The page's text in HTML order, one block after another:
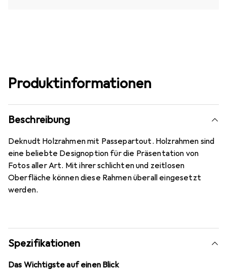
Produktinformationen
Beschreibung
Deknudt Holzrahmen mit Passepartout. Holzrahmen sind
eine beliebte Designoption für die Präsentation von
Fotos aller Art. Mit ihrer schlichten und zeitlosen
Oberfläche können diese Rahmen überall eingesetzt
werden.
Spezifikationen
Das Wichtigste auf einen Blick